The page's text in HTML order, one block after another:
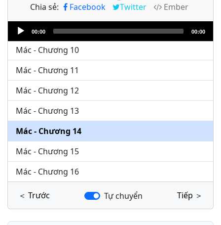
Chia sẻ: Facebook Twitter
Ember
Audio
Player
00:00 00:00
Mác - Chương 8
Mác - Chương 9
Mác - Chương 10
Mác - Chương 11
Mác - Chương 12
Mác - Chương 13
Mác - Chương 14
Mác - Chương 15
Mác - Chương 16
＜ Trước Tự chuyển Tiếp ＞